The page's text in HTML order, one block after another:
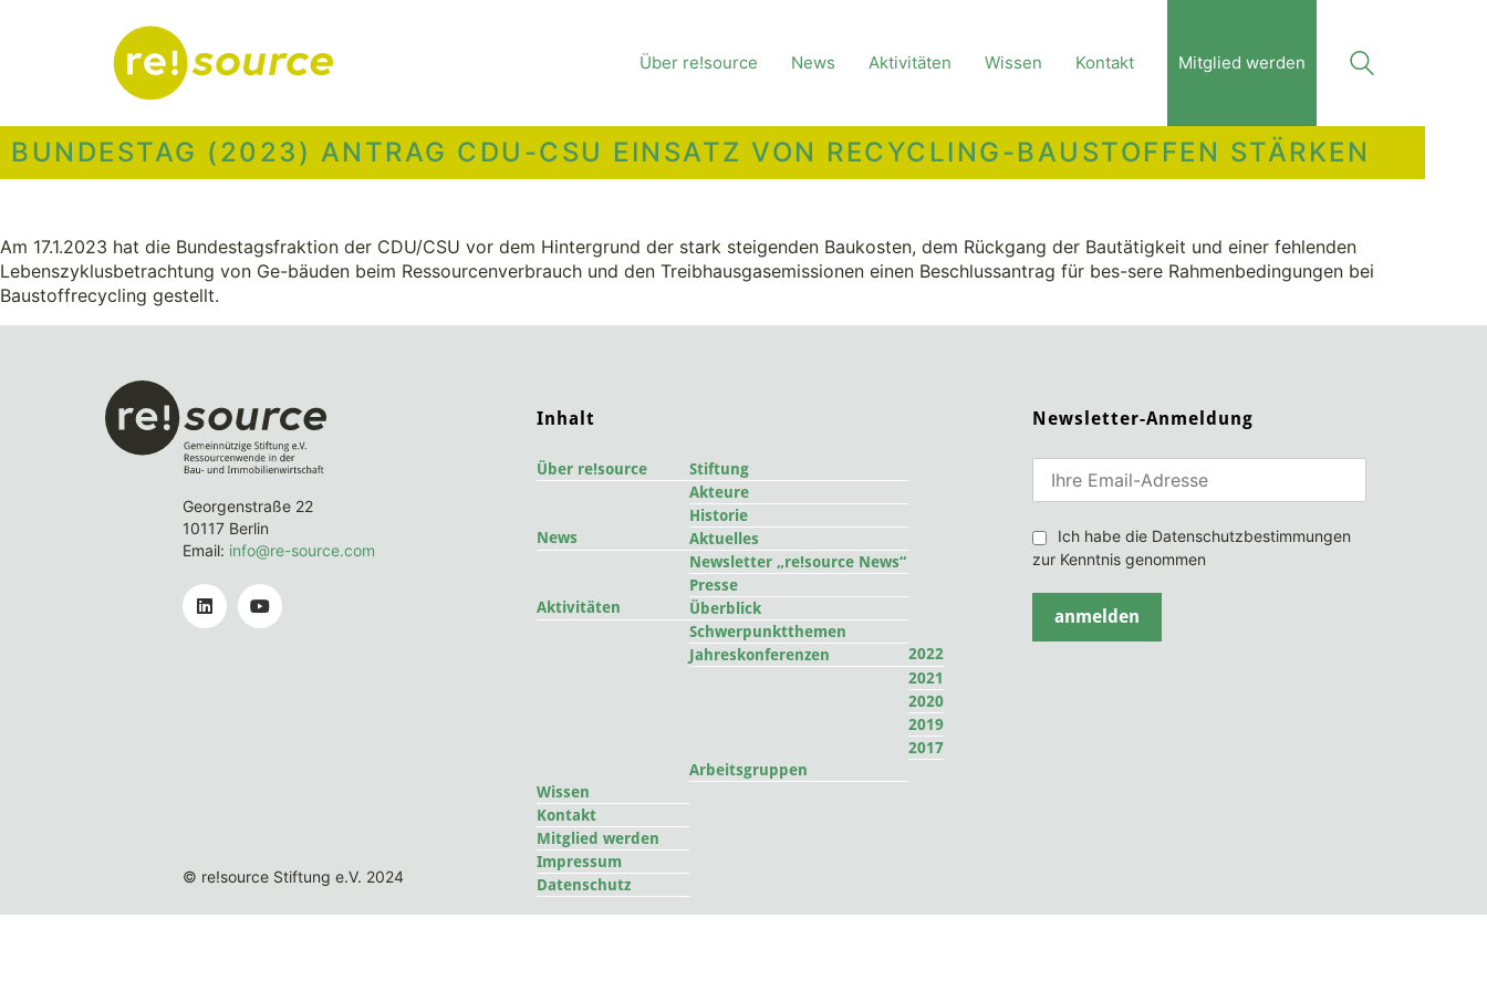
Über re!source News Aktivitäten Wissen Kontakt Mitglied werden
BUNDESTAG (2023) ANTRAG CDU-CSU EINSATZ VON RECYCLING-BAUSTOFFEN STÄRKEN
Am 17.1.2023 hat die Bundestagsfraktion der CDU/CSU vor dem Hintergrund der stark steigenden Baukosten, dem Rückgang der Bautätigkeit und einer fehlenden
Lebenszyklusbetrachtung von Ge-bäuden beim Ressourcenverbrauch und den Treibhausgasemissionen einen Beschlussantrag für bes-sere Rahmenbedingungen bei
Baustoffrecycling gestellt.
Georgenstraße 22
10117 Berlin
Email: info@re-source.com
Inhalt
Über re!source
Stiftung
Akteure
Historie
News
Aktuelles
Newsletter „re!source News“
Presse
Aktivitäten
Überblick
Schwerpunktthemen
Jahreskonferenzen
2022
2021
2020
2019
2017
Arbeitsgruppen
Wissen
Kontakt
Mitglied werden
Impressum
Datenschutz
Newsletter-Anmeldung
Ich habe die Datenschutzbestimmungen
zur Kenntnis genommen
© re!source Stiftung e.V. 2024